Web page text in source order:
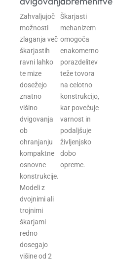
Zahvaljujoč
možnosti
zlaganja več
škarjastih
ravni lahko
te mize
dosežejo
znatno
višino
dvigovanja
ob
ohranjanju
kompaktne
osnovne
konstrukcije.
Modeli z
dvojnimi ali
trojnimi
škarjami
redno
dosegajo
višine od 2
Škarjasti
mehanizem
omogoča
enakomerno
porazdelitev
teže tovora
na celotno
konstrukcijo,
kar povečuje
varnost in
podaljšuje
življenjsko
dobo
opreme.